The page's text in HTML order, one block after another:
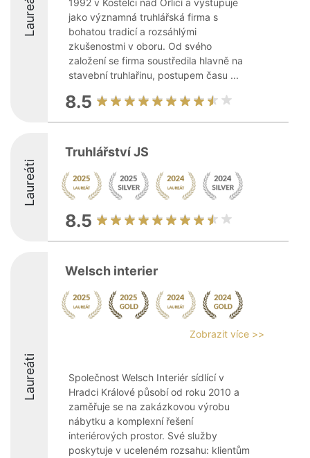
Laureáti
1992 v Kostelci nad Orlicí a vystupuje
jako významná truhlářská firma s
bohatou tradicí a rozsáhlými
zkušenostmi v oboru. Od svého
založení se firma soustředila hlavně na
stavební truhlařinu, postupem času ...
8.5
Laureáti
Truhlářství JS
8.5
Laureáti
Welsch interier
Zobrazit více >>
Společnost Welsch Interiér sídlící v
Hradci Králové působí od roku 2010 a
zaměřuje se na zakázkovou výrobu
nábytku a komplexní řešení
interiérových prostor. Své služby
poskytuje v uceleném rozsahu: klientům